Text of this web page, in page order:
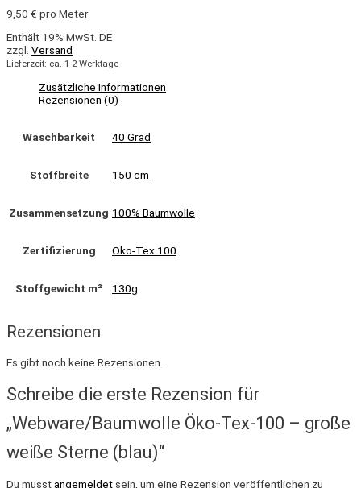
9,50 € pro Meter
Enthält 19% MwSt. DE
zzgl. Versand
Lieferzeit: ca. 1-2 Werktage
Zusätzliche Informationen
Rezensionen (0)
Waschbarkeit 40 Grad
Stoffbreite 150 cm
Zusammensetzung 100% Baumwolle
Zertifizierung Öko-Tex 100
Stoffgewicht m² 130g
Rezensionen
Es gibt noch keine Rezensionen.
Schreibe die erste Rezension für
„Webware/Baumwolle Öko-Tex-100 – große
weiße Sterne (blau)“
Du musstangemeldet sein, um eine Rezension veröffentlichen zu